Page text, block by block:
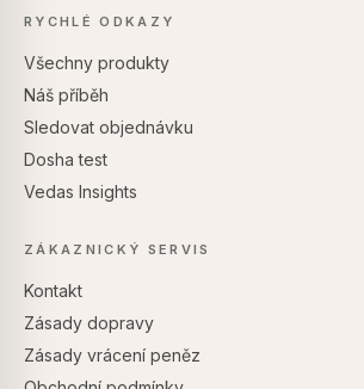
RYCHLÉ ODKAZY
Všechny produkty
Náš příběh
Sledovat objednávku
Dosha test
Vedas Insights
ZÁKAZNICKÝ SERVIS
Kontakt
Zásady dopravy
Zásady vrácení peněz